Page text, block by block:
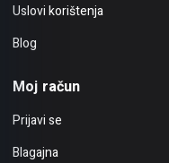
Uslovi korištenja
Blog
Moj račun
Prijavi se
Blagajna